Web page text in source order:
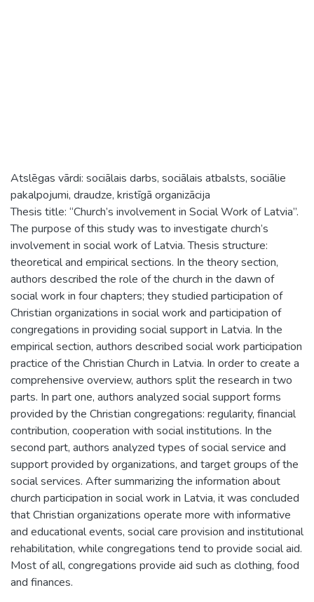
Atslēgas vārdi: sociālais darbs, sociālais atbalsts, sociālie
pakalpojumi, draudze, kristīgā organizācija
Thesis title: “Church’s involvement in Social Work of Latvia”.
The purpose of this study was to investigate church’s
involvement in social work of Latvia. Thesis structure:
theoretical and empirical sections. In the theory section,
authors described the role of the church in the dawn of
social work in four chapters; they studied participation of
Christian organizations in social work and participation of
congregations in providing social support in Latvia. In the
empirical section, authors described social work participation
practice of the Christian Church in Latvia. In order to create a
comprehensive overview, authors split the research in two
parts. In part one, authors analyzed social support forms
provided by the Christian congregations: regularity, financial
contribution, cooperation with social institutions. In the
second part, authors analyzed types of social service and
support provided by organizations, and target groups of the
social services. After summarizing the information about
church participation in social work in Latvia, it was concluded
that Christian organizations operate more with informative
and educational events, social care provision and institutional
rehabilitation, while congregations tend to provide social aid.
Most of all, congregations provide aid such as clothing, food
and finances.